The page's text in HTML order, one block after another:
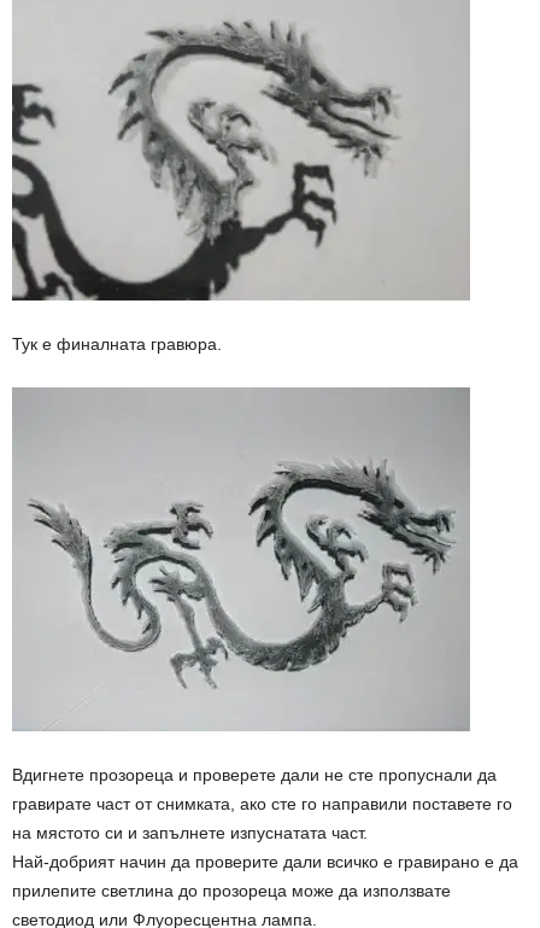
Тук е финалната гравюра.
Вдигнете прозореца и проверете дали не сте пропуснали да
гравирате част от снимката, ако сте го направили поставете го
на мястото си и запълнете изпуснатата част.
Най-добрият начин да проверите дали всичко е гравирано е да
прилепите светлина до прозореца може да използвате
светодиод или Флуоресцентна лампа.